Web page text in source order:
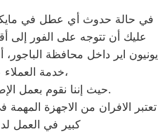
في حالة حدوث أي عطل في
عليك أن تتوجه على الفور
يونيون اير داخل محافظة
خدمة العملاء عبر الهاتف،
حيث إننا نقوم بعمل الإصلاحات داخل منزلك.
تعتبر الافران من الاجهزة
كبير في العمل